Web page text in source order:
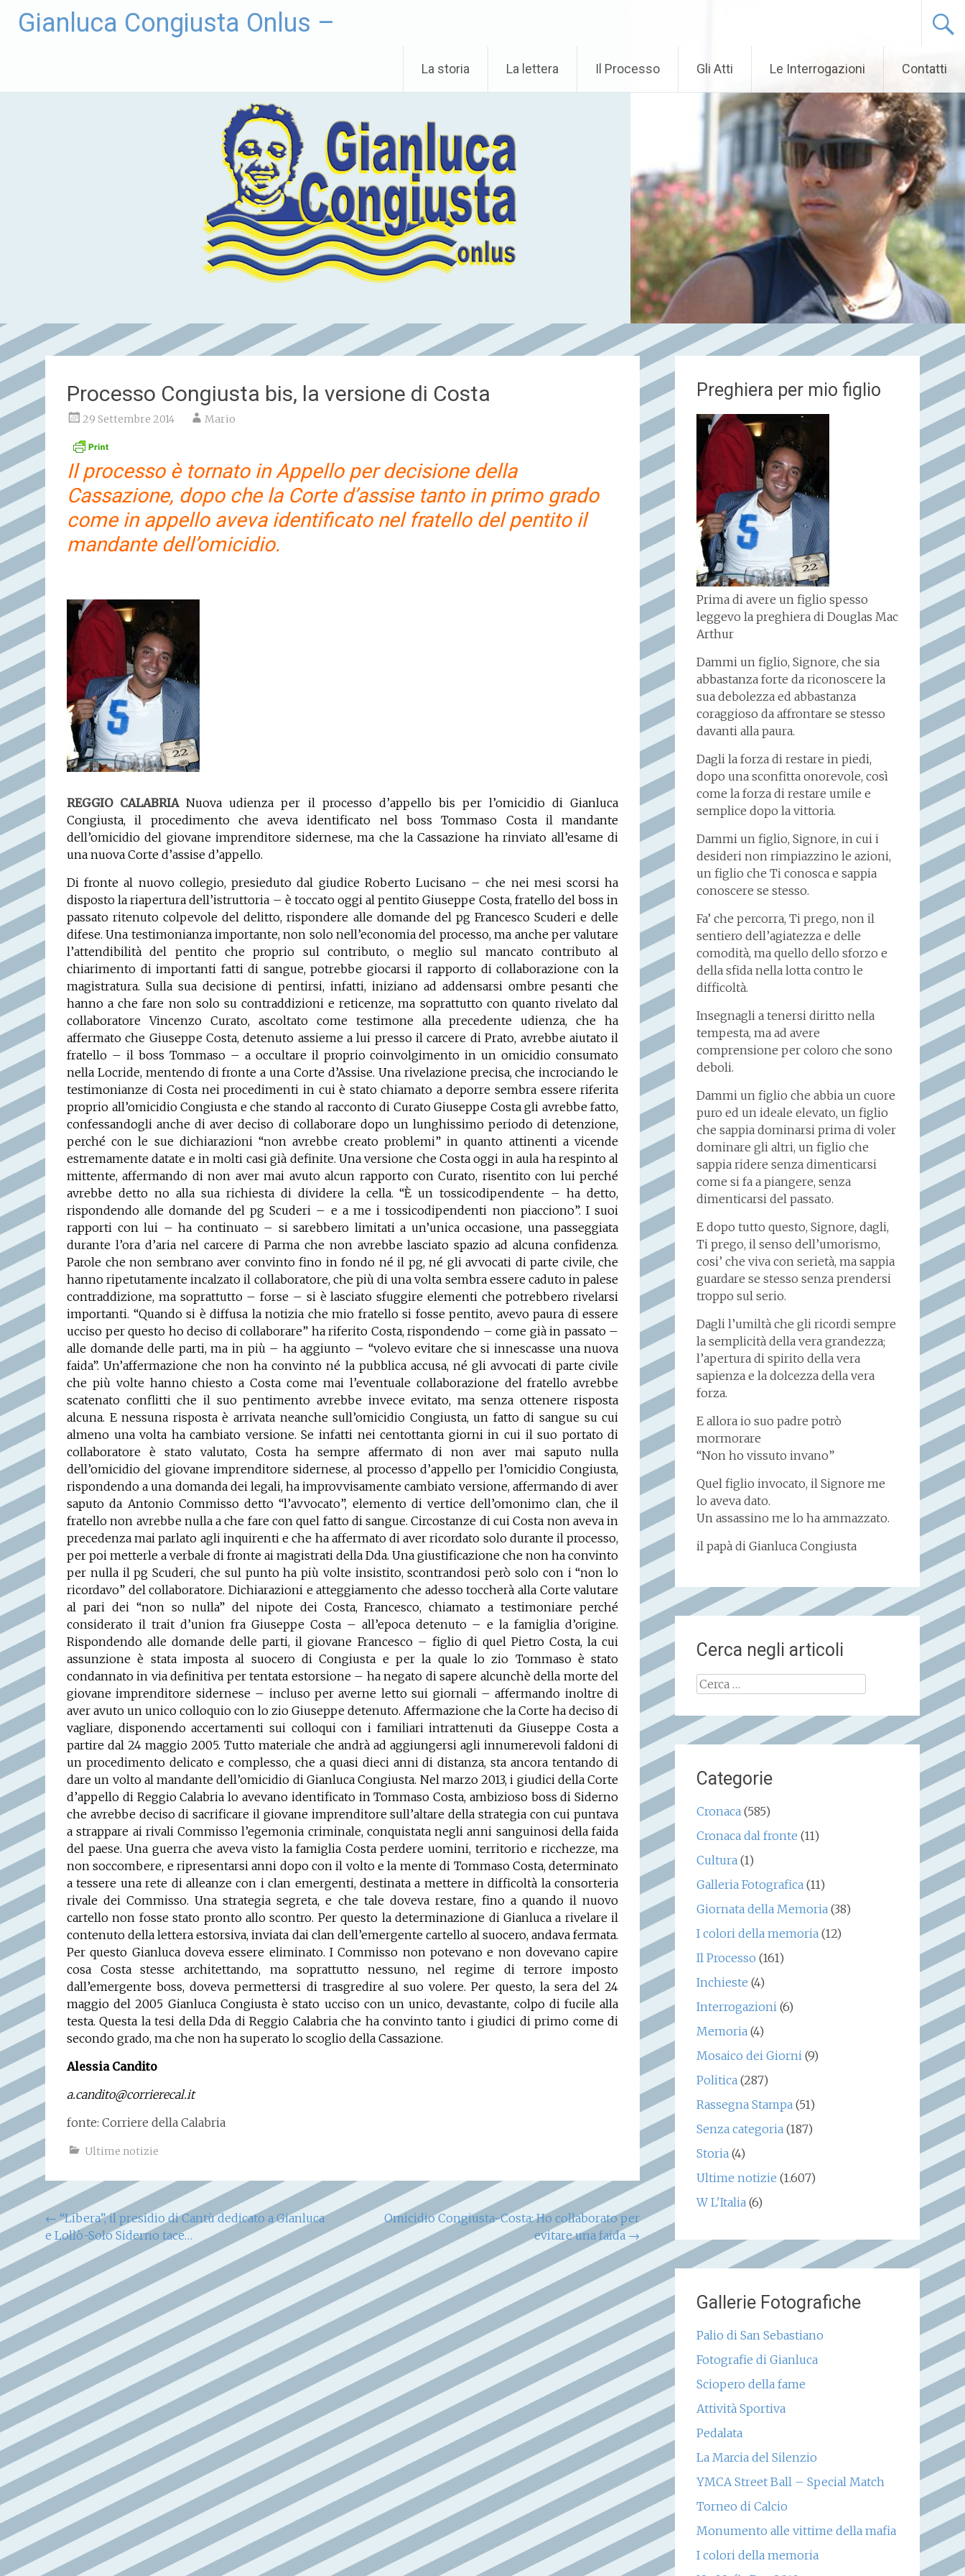
Gianluca Congiusta Onlus –
La storia La lettera Il Processo Gli Atti Le Interrogazioni Contatti
Processo Congiusta bis, la versione di Costa
29 Settembre 2014 Mario
Il processo è tornato in Appello per decisione della
Cassazione, dopo che la Corte d’assise tanto in primo grado
come in appello aveva identificato nel fratello del pentito il
mandante dell’omicidio.
REGGIO CALABRIA Nuova udienza per il processo d’appello bis per l’omicidio di Gianluca
Congiusta, il procedimento cheaveva identificato nel boss Tommaso Costa il mandante
dell’omicidio del giovane imprenditore sidernese, ma che la Cassazione ha rinviato all’esame di
una nuova Corte d’assise d’appello.
Di fronte al nuovo collegio, presieduto dal giudice Roberto Lucisano – che nei mesi scorsi ha
disposto la riapertura dell’istruttoria – è toccato oggi al pentito Giuseppe Costa, fratello del boss in
passato ritenuto colpevole del delitto, rispondere alle domande del pg Francesco Scuderi e delle
difese. Una testimonianza importante, non solo nell’economia del processo, ma anche per valutare
l’attendibilità del pentito che proprio sul contributo, o meglio sul mancato contributo al
chiarimento di importanti fatti di sangue, potrebbe giocarsi il rapporto di collaborazione con la
magistratura. Sulla sua decisione di pentirsi, infatti, iniziano ad addensarsi ombre pesanti che
hanno a che fare non solo su contraddizioni e reticenze, ma soprattutto con quanto rivelato dal
collaboratore Vincenzo Curato, ascoltato come testimone alla precedente udienza, che ha
affermato che Giuseppe Costa, detenuto assiemea lui presso il carcere di Prato, avrebbe aiutato il
fratello – il boss Tommaso – a occultare il proprio coinvolgimento in un omicidio consumato
nella Locride, mentendo di fronte a una Corte d’Assise. Una rivelazione precisa, che incrociando le
testimonianze di Costa nei procedimenti in cui è stato chiamato a deporre sembra essere riferita
proprio all’omicidio Congiusta e che stando al racconto di Curato Giuseppe Costa gli avrebbe fatto,
confessandogli anche di aver deciso di collaborare dopo un lunghissimo periodo di detenzione,
perché con le sue dichiarazioni “non avrebbe creato problemi” in quanto attinenti a vicende
estremamente datate e in molti casi già definite. Una versione che Costa oggi in aula ha respinto al
mittente, affermando di non aver mai avuto alcun rapporto con Curato, risentito con lui perché
avrebbe detto no alla sua richiesta di dividere la cella. “È un tossicodipendente – ha detto,
rispondendo alle domande del pg Scuderi – e a me i tossicodipendenti non piacciono”. I suoi
rapporti con lui – ha continuato – si sarebbero limitati a un’unica occasione, una passeggiata
durante l’ora d’aria nel carcere di Parma che non avrebbe lasciato spazio ad alcuna confidenza.
Parole che non sembrano aver convinto fino in fondo né il pg, né gli avvocati di parte civile, che
hanno ripetutamente incalzato il collaboratore, che più di una volta sembra essere caduto in palese
contraddizione, ma soprattutto – forse – si è lasciato sfuggire elementi che potrebbero rivelarsi
importanti. “Quando si è diffusa la notizia che mio fratello si fosse pentito, avevo paura di essere
ucciso per questo ho deciso di collaborare” ha riferito Costa, rispondendo – come già in passato –
alle domande delle parti, ma in più – ha aggiunto – “volevo evitare che si innescasse una nuova
faida”. Un’affermazione che non ha convinto né la pubblica accusa, né gli avvocati di parte civile
che più volte hanno chiesto a Costa come mai l’eventuale collaborazione del fratello avrebbe
scatenato conflitti che il suo pentimento avrebbe invece evitato, ma senza ottenere risposta
alcuna. E nessuna risposta è arrivata neanche sull’omicidio Congiusta, un fatto di sangue su cui
almeno una volta ha cambiato versione. Se infatti nei centottanta giorni in cui il suo portato di
collaboratore è stato valutato, Costa ha sempre affermato di non aver mai saputo nulla
dell’omicidio del giovane imprenditore sidernese, al processo d’appello per l’omicidio Congiusta,
rispondendo a una domanda dei legali, ha improvvisamente cambiato versione, affermando di aver
saputo da Antonio Commisso detto “l’avvocato”, elemento di vertice dell’omonimo clan, che il
fratello non avrebbe nulla a che fare con quel fatto di sangue. Circostanze di cui Costa non aveva in
precedenza mai parlato agli inquirenti e che ha affermato di aver ricordato solo durante il processo,
per poi metterle a verbale di fronte ai magistrati della Dda. Una giustificazione che non ha convinto
per nulla il pg Scuderi, che sul punto ha più volte insistito, scontrandosi però solo con i “non lo
ricordavo” del collaboratore. Dichiarazioni e atteggiamento che adesso toccherà alla Corte valutare
al pari dei “non so nulla” del nipote dei Costa, Francesco, chiamato a testimoniare perché
considerato il trait d’union fra Giuseppe Costa – all’epoca detenuto – e la famiglia d’origine.
Rispondendo alle domande delle parti, il giovane Francesco – figlio di quel Pietro Costa, la cui
assunzione è stata imposta al suocero di Congiusta e per la quale lo zio Tommaso è stato
condannato in via definitiva per tentata estorsione – ha negato di sapere alcunchè della morte del
giovane imprenditore sidernese – incluso per averne letto sui giornali – affermando inoltre di
aver avuto un unico colloquio con lo zio Giuseppe detenuto. Affermazione che la Corte ha deciso di
vagliare, disponendo accertamenti sui colloqui con i familiari intrattenuti da Giuseppe Costa a
partire dal 24 maggio 2005. Tutto materiale che andrà ad aggiungersi agli innumerevoli faldoni di
un procedimento delicato e complesso, che a quasi dieci anni di distanza, sta ancora tentando di
dare un volto al mandante dell’omicidio di Gianluca Congiusta. Nel marzo 2013, i giudici della Corte
d’appello di Reggio Calabria lo avevano identificato in Tommaso Costa, ambizioso boss di Siderno
che avrebbe deciso di sacrificare il giovane imprenditore sull’altare della strategia con cui puntava
a strappare ai rivali Commisso l’egemonia criminale, conquistata negli anni sanguinosi della faida
del paese. Una guerra che aveva visto la famiglia Costa perdere uomini, territorio e ricchezze, ma
non soccombere, e ripresentarsi anni dopo con il volto e la mente di Tommaso Costa, determinato
a tessere una rete di alleanze con i clan emergenti, destinata a mettere in difficoltà la consorteria
rivale dei Commisso. Una strategia segreta, e che tale doveva restare, fino a quando il nuovo
cartello non fosse stato pronto allo scontro. Per questo la determinazione di Gianluca a rivelare il
contenuto della lettera estorsiva, inviata dai clan dell’emergente cartello al suocero, andava fermata.
Per questo Gianluca doveva essere eliminato. I Commisso non potevano e non dovevano capire
cosa Costa stesse architettando, ma soprattutto nessuno, nel regime di terrore imposto
dall’emergente boss, doveva permettersi di trasgredire al suo volere. Per questo, la sera del 24
maggio del 2005 Gianluca Congiusta è stato ucciso con un unico, devastante, colpo di fucile alla
testa. Questa la tesi della Dda di Reggio Calabria che ha convinto tanto i giudici di primo come di
secondo grado, ma che non ha superato lo scoglio della Cassazione.
Alessia Candito
a.candito@corrierecal.it
fonte: Corriere della Calabria
Ultime notizie
Navigazione
articoli
←“Libera”, il presidio di Cantù dedicato a Gianluca
e Lollò-Solo Siderno tace…
Omicidio Congiusta-Costa: Ho collaborato per
evitare una faida →
Preghiera per mio figlio
Prima di avere un figlio spesso
leggevo la preghiera di Douglas Mac
Arthur
Dammi un figlio, Signore, che sia
abbastanza forte da riconoscere la
sua debolezza ed abbastanza
coraggioso da affrontare se stesso
davanti alla paura.
Dagli la forza di restare in piedi,
dopo una sconfitta onorevole, così
come la forza di restare umile e
semplice dopo la vittoria.
Dammi un figlio, Signore, in cui i
desideri non rimpiazzino le azioni,
un figlio che Ti conosca e sappia
conoscere se stesso.
Fa’ che percorra, Ti prego, non il
sentiero dell’agiatezza e delle
comodità, ma quello dello sforzo e
della sfida nella lotta contro le
difficoltà.
Insegnagli a tenersi diritto nella
tempesta, ma ad avere
comprensione per coloro che sono
deboli.
Dammi un figlio che abbia un cuore
puro ed un ideale elevato, un figlio
che sappia dominarsi prima di voler
dominare gli altri, un figlio che
sappia ridere senza dimenticarsi
come si fa a piangere, senza
dimenticarsi del passato.
E dopo tutto questo, Signore, dagli,
Ti prego, il senso dell’umorismo,
cosi’ che viva con serietà, ma sappia
guardare se stesso senza prendersi
troppo sul serio.
Dagli l’umiltà che gli ricordi sempre
la semplicità della vera grandezza;
l’apertura di spirito della vera
sapienza e la dolcezza della vera
forza.
E allora io suo padre potrò
mormorare
“Non ho vissuto invano”
Quel figlio invocato, il Signore me
lo aveva dato.
Un assassino me lo ha ammazzato.
il papà di Gianluca Congiusta
Cerca negli articoli
Ricerca
Categorie
Cronaca(585)
Cronaca dal fronte (11)
Cultura(1)
Galleria Fotografica(11)
Giornata della Memoria(38)
I colori della memoria(12)
Il Processo (161)
Inchieste (4)
Interrogazioni(6)
Memoria(4)
Mosaico dei Giorni(9)
Politica(287)
Rassegna Stampa(51)
Senza categoria(187)
Storia(4)
Ultime notizie (1.607)
W L'Italia(6)
Gallerie Fotografiche
Palio di San Sebastiano
Fotografie di Gianluca
Sciopero della fame
Attività Sportiva
Pedalata
La Marcia del Silenzio
YMCA Street Ball – Special Match
Torneo di Calcio
Monumento alle vittime della mafia
I colori della memoria